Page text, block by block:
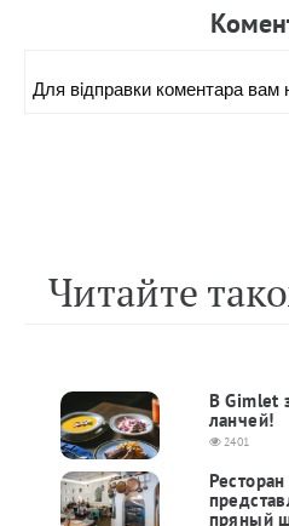
Для вiдправки коментара вам
Читайте
В Gimlet
ланчей!
2401
пряный